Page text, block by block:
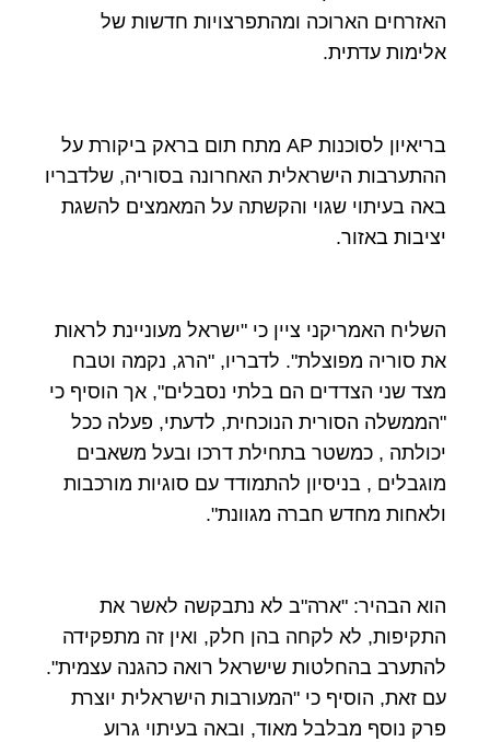
האזרחים הארוכה ומהתפרצויות חדשות של
אלימות עדתית.
בריאיון לסוכנות AP מתח תום בראק ביקורת על
ההתערבות הישראלית האחרונה בסוריה, שלדבריו
באה בעיתוי שגוי והקשתה על המאמצים להשגת
יציבות באזור.
השליח האמריקני ציין כי "ישראל מעוניינת לראות
את סוריה מפוצלת". לדבריו, "הרג, נקמה וטבח
מצד שני הצדדים הם בלתי נסבלים", אך הוסיף כי
"הממשלה הסורית הנוכחית, לדעתי, פעלה ככל
יכולתה , כמשטר בתחילת דרכו ובעל משאבים
מוגבלים , בניסיון להתמודד עם סוגיות מורכבות
ולאחות מחדש חברה מגוונת".
הוא הבהיר: "ארה"ב לא נתבקשה לאשר את
התקיפות, לא לקחה בהן חלק, ואין זה מתפקידה
להתערב בהחלטות שישראל רואה כהגנה עצמית".
עם זאת, הוסיף כי "המעורבות הישראלית יוצרת
פרק נוסף מבלבל מאוד, ובאה בעיתוי גרוע